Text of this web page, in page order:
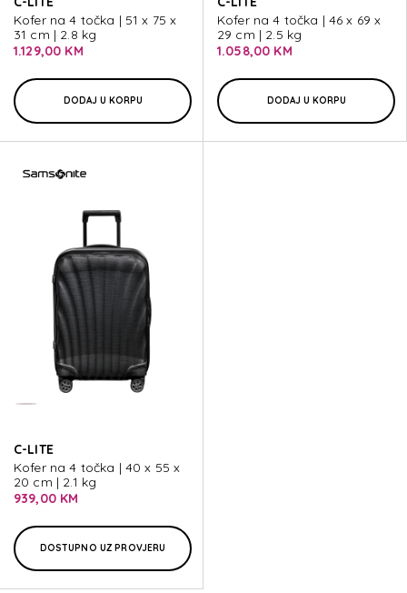
Kofer na 4 točka | 51 x 75 x
31 cm | 2.8 kg
1.129,00 KM
DODAJ U KORPU
Kofer na 4 točka | 46 x 69 x
29 cm | 2.5 kg
1.058,00 KM
DODAJ U KORPU
C-LITE
Kofer na 4 točka | 40 x 55 x
20 cm | 2.1 kg
939,00 KM
DOSTUPNO UZ PROVJERU